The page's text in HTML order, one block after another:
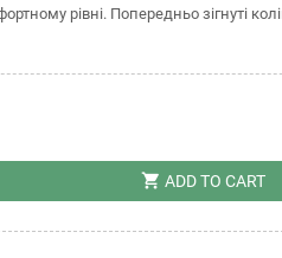
рівні. Попередньо зігнуті
shopping_cart ADD TO CART